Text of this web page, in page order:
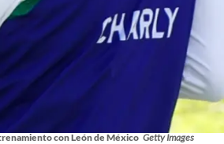
con León de México Getty Images